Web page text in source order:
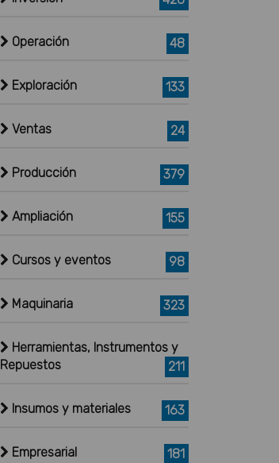
Operación 48
Exploración 133
Ventas 24
Producción 379
Ampliación 155
Cursos y eventos 98
Maquinaria 323
Herramientas, Instrumentos y
Repuestos
211
Insumos y materiales 163
Empresarial 181